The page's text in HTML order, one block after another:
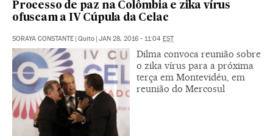
Processo de paz na Colômbia e zika vírus
ofuscam a IV Cúpula da Celac
SORAYA CONSTANTE Quito JAN 28, 2016 - 11:04 EST
Dilma convoca reunião sobre
o zika vírus para a próxima
terça em Montevidéu, em
reunião do Mercosul